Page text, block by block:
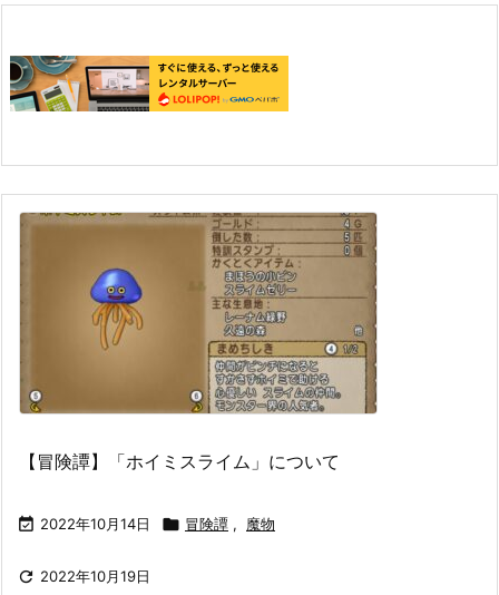
【冒険譚】「ホイミスライム」について
 2022年10月14日  冒険譚 , 魔物
 2022年10月19日